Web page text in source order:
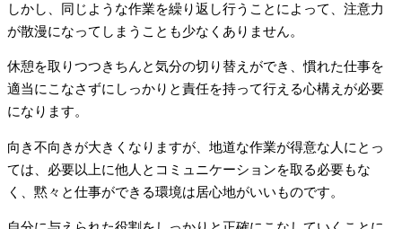
しかし、同じような作業を繰り返し行うことによって、注意力
が散漫になってしまうことも少なくありません。
休憩を取りつつきちんと気分の切り替えができ、慣れた仕事を
適当にこなさずにしっかりと責任を持って行える心構えが必要
になります。
向き不向きが大きくなりますが、地道な作業が得意な人にとっ
ては、必要以上に他人とコミュニケーションを取る必要もな
く、黙々と仕事ができる環境は居心地がいいものです。